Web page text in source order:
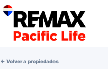
← Volver a propiedades